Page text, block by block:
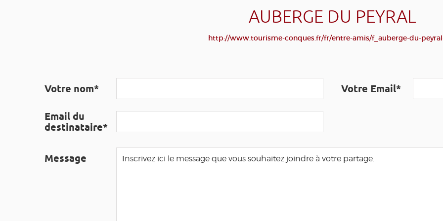
AUBERGE DU PEYRAL
http://www.tourisme-conques.fr/fr/entre-amis/f_auberge-du-
Votre nom* Votre Email*
Email du
destinataire*
Message